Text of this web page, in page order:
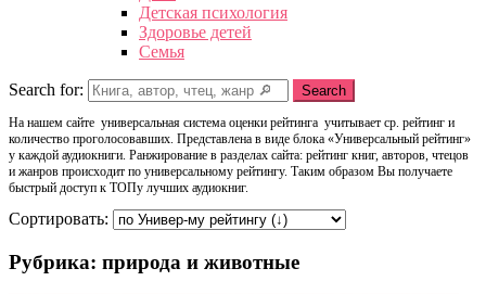
Детская психология
Здоровье детей
Семья
Search for: Search
На нашем сайте универсальная система оценки рейтинга учитывает ср. рейтинг и
количество проголосовавших. Представлена в виде блока «Универсальный рейтинг»
у каждой аудиокниги. Ранжирование в разделах сайта: рейтинг книг, авторов, чтецов
и жанров происходит по универсальному рейтингу. Таким образом Вы получаете
быстрый доступ к ТОПу лучших аудиокниг.
Сортировать:
Рубрика: природа и животные